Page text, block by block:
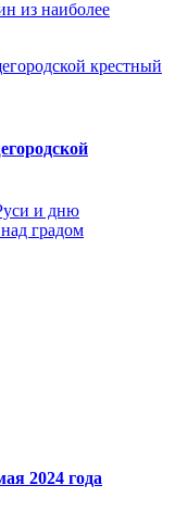
из наиболее
и дню
градом
2024 года